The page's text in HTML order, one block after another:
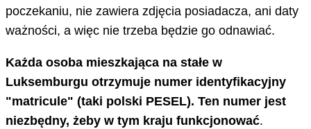
poczekaniu, nie zawiera zdjęcia posiadacza, ani daty
ważności, a więc nie trzeba będzie go odnawiać.
Każda osoba mieszkająca na stałe w
Luksemburgu otrzymuje numer identyfikacyjny
"matricule" (taki polski PESEL). Ten numer jest
niezbędny, żeby w tym kraju funkcjonować.